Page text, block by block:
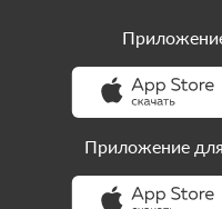
Приложение